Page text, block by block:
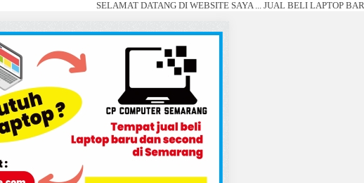
SELAMAT DATANG DI WEBSITE SAYA ... JUAL BELI LAPTOP BARU DAN